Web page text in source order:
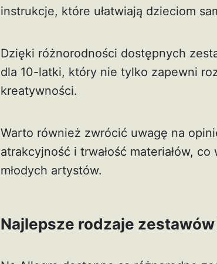
instrukcje, które ułatwiają dzieciom
Dzięki różnorodności dostępnych
dla 10-latki, który nie tylko zapewni
kreatywności.
Warto również zwrócić uwagę na
atrakcyjność i trwałość materiałów,
młodych artystów.
Najlepsze rodzaje